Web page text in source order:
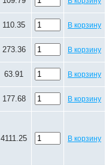
110.35 В корзину
273.36 В корзину
63.91 В корзину
177.68 В корзину
4111.25 В корзину